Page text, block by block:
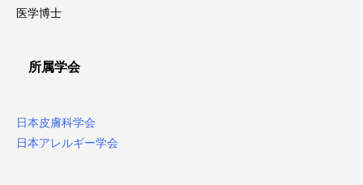
医学博士
所属学会
日本皮膚科学会
日本アレルギー学会